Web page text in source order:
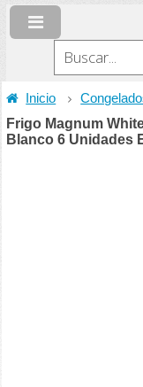
Inicio
Frigo Magnum
Blanco 6 Unidades